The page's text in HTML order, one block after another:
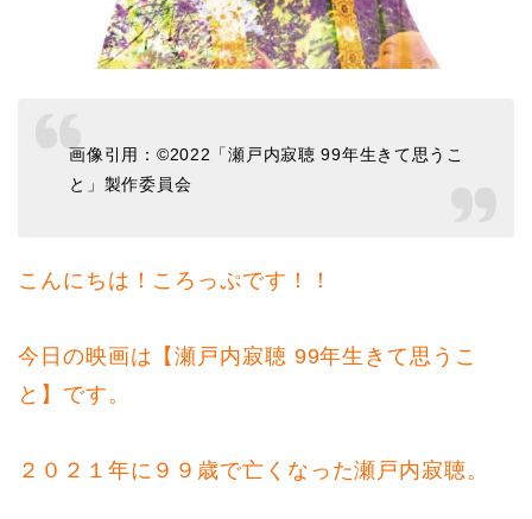
画像引用：©2022「瀬戸内寂聴 99年生きて思うこ
と」製作委員会
こんにちは！ころっぷです！！
今日の映画は【瀬戸内寂聴 99年生きて思うこ
と】です。
２０２１年に９９歳で亡くなった瀬戸内寂聴。